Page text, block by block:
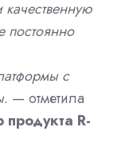
постоянно
с
. — отметила
R-